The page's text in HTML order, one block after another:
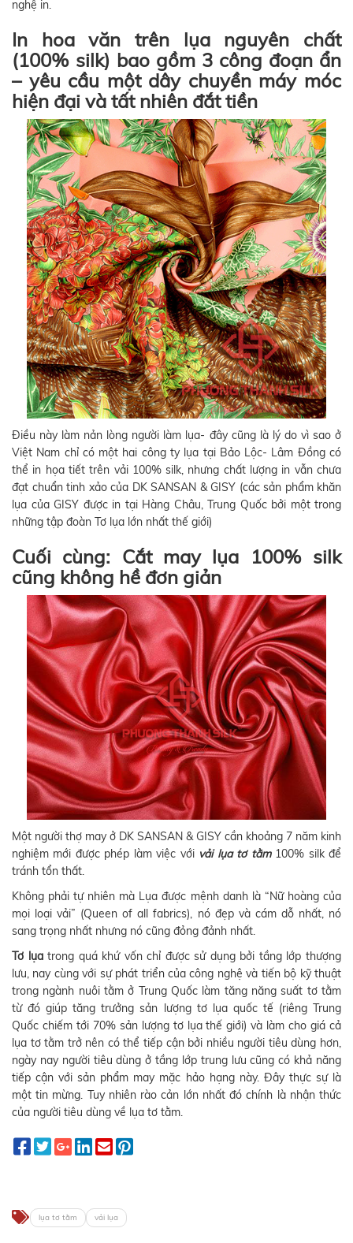
nghệ in.
In hoa văn trên lụa nguyên chất
(100% silk) bao gồm 3 công đoạn ẩn
– yêu cầu một dây chuyền máy móc
hiện đại và tất nhiên đắt tiền
Điều này làm nản lòng người làm lụa- đây cũng là lý do vì sao ở
Việt Nam chỉ có một hai công ty lụa tại Bảo Lộc- Lâm Đồng có
thể in họa tiết trên vải 100% silk, nhưng chất lượng in vẫn chưa
đạt chuẩn tinh xảo của DK SANSAN & GISY (các sản phẩm khăn
lụa của GISY được in tại Hàng Châu, Trung Quốc bởi một trong
những tập đoàn Tơ lụa lớn nhất thế giới)
Cuối cùng: Cắt may lụa 100% silk
cũng không hề đơn giản
Một người thợ may ở DK SANSAN & GISY cần khoảng 7 năm kinh
nghiệm mới được phép làm việc với vải lụa tơ tằm100% silk để
tránh tổn thất.
Không phải tự nhiên mà Lụa được mệnh danh là “Nữ hoàng của
mọi loại vải” (Queen of all fabrics), nó đẹp và cám dỗ nhất, nó
sang trọng nhất nhưng nó cũng đỏng đảnh nhất.
Tơ lụatrong quá khứ vốn chỉ được sử dụng bởi tầng lớp thượng
lưu, nay cùng với sự phát triển của công nghệ và tiến bộ kỹ thuật
trong ngành nuôi tằm ở Trung Quốc làm tăng năng suất tơ tằm
từ đó giúp tăng trưởng sản lượng tơ lụa quốc tế (riêng Trung
Quốc chiếm tới 70% sản lượng tơ lụa thế giới) và làm cho giá cả
lụa tơ tằm trở nên có thể tiếp cận bởi nhiều người tiêu dùng hơn,
ngày nay người tiêu dùng ở tầng lớp trung lưu cũng có khả năng
tiếp cận với sản phẩm may mặc hảo hạng này. Đây thực sự là
một tin mừng. Tuy nhiên rào cản lớn nhất đó chính là nhận thức
của người tiêu dùng về lụa tơ tằm.
lụa tơ tằm vải lụa